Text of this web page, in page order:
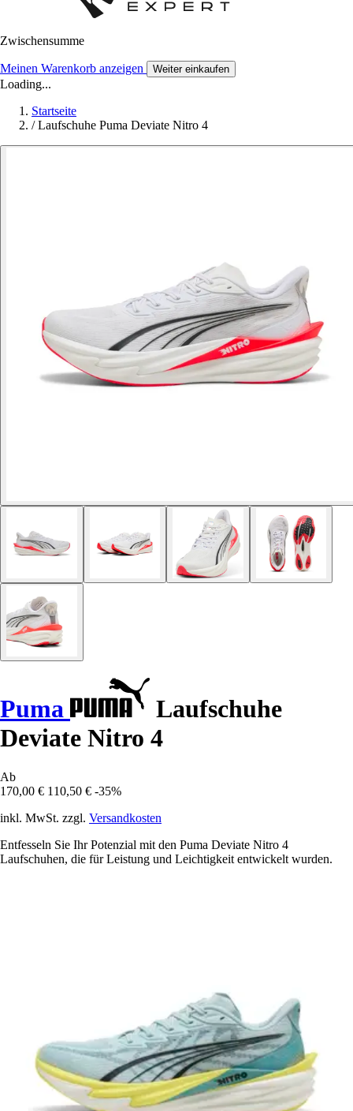
Zwischensumme
Meinen Warenkorb anzeigen Weiter einkaufen
Loading...
Startseite
/ Laufschuhe Puma Deviate Nitro 4
Puma
Laufschuhe
Deviate Nitro 4
Ab
170,00 € 110,50 € -35%
inkl. MwSt. zzgl. Versandkosten
Entfesseln Sie Ihr Potenzial mit den Puma Deviate Nitro 4
Laufschuhen, die für Leistung und Leichtigkeit entwickelt wurden.